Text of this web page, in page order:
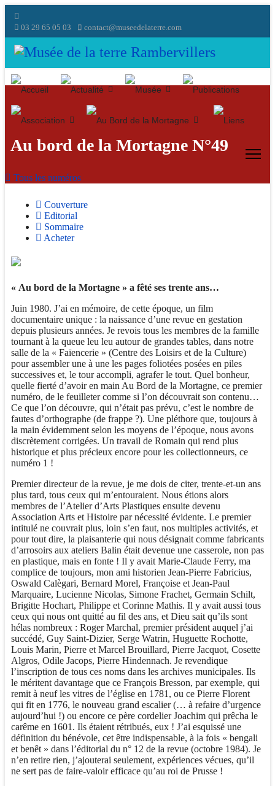
03 29 65 05 03 contact@museedelaterre.com
Au bord de la Mortagne N°49
Tous les numéros
Couverture
Editorial
Sommaire
Acheter
« Au bord de la Mortagne » a fêté ses trente ans…
Juin 1980. J’ai en mémoire, de cette époque, un film
documentaire unique : la naissance d’une revue en gestation
depuis plusieurs années. Je revois tous les membres de la famille
tournant à la queue leu leu autour de grandes tables, dans notre
salle de la « Faïencerie » (Centre des Loisirs et de la Culture)
pour assembler une à une les pages foliotées posées en piles
successives et, le tour accompli, agrafer le tout. Quel bonheur,
quelle fierté d’avoir en main Au Bord de la Mortagne, ce premier
numéro, de le feuilleter comme si l’on découvrait son contenu…
Ce que l’on découvre, qui n’était pas prévu, c’est le nombre de
fautes d’orthographe (de frappe ?). Une pléthore que, toujours à
la main évidemment selon les moyens de l’époque, nous avons
discrètement corrigées. Un travail de Romain qui rend plus
historique et plus précieux encore pour les collectionneurs, ce
numéro 1 !
Premier directeur de la revue, je me dois de citer, trente-et-un ans
plus tard, tous ceux qui m’entouraient. Nous étions alors
membres de l’Atelier d’Arts Plastiques ensuite devenu
Association Arts et Histoire par nécessité évidente. Le premier
intitulé ne couvrait plus, loin s’en faut, nos multiples activités, et
pour tout dire, la plaisanterie qui nous désignait comme fabricants
d’arrosoirs aux ateliers Balin était devenue une casserole, non pas
en plastique, mais en fonte ! Il y avait Marie-Claude Ferry, ma
complice de toujours, mon ami historien Jean-Pierre Fabricius,
Oswald Calègari, Bernard Morel, Françoise et Jean-Paul
Marquaire, Lucienne Nicolas, Simone Frachet, Germain Schilt,
Brigitte Hochart, Philippe et Corinne Mathis. Il y avait aussi tous
ceux qui nous ont quitté au fil des ans, et Dieu sait qu’ils sont
hélas nombreux : Roger Marchal, premier président auquel j’ai
succédé, Guy Saint-Dizier, Serge Watrin, Huguette Rochotte,
Louis Marin, Pierre et Marcel Brouillard, Pierre Jacquot, Cosette
Algros, Odile Jacops, Pierre Hindennach. Je revendique
l’inscription de tous ces noms dans les archives municipales. Ils
le méritent davantage que ce François Bresson, par exemple, qui
remit à neuf les vitres de l’église en 1781, ou ce Pierre Florent
qui fit en 1776, le nouveau grand escalier (… à refaire d’urgence
aujourd’hui !) ou encore ce père cordelier Joachim qui prêcha le
carême en 1601. Ils étaient rétribués, eux ! J’ai esquissé une
définition du bénévole, cet être indispensable, à la fois « bengali
et benêt » dans l’éditorial du n° 12 de la revue (octobre 1984). Je
n’en retire rien, j’ajouterai seulement, expériences vécues, qu’il
ne sert pas de faire-valoir efficace qu’au roi de Prusse !